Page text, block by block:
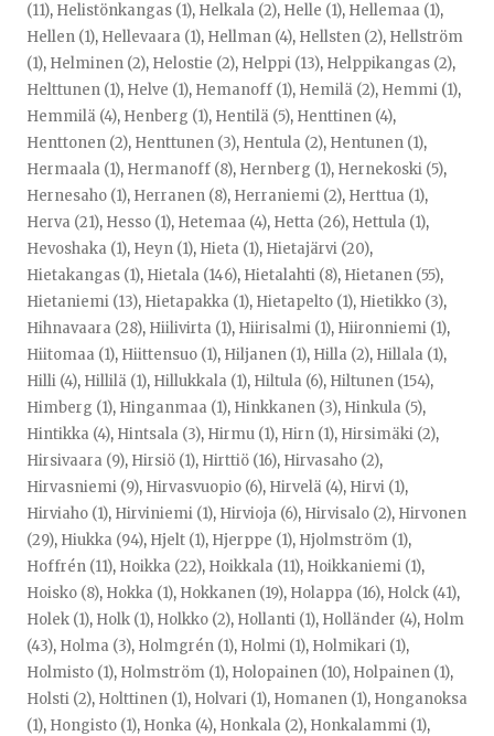
(11), Helistönkangas (1), Helkala (2), Helle (1), Hellemaa (1),
Hellen (1), Hellevaara (1), Hellman (4), Hellsten (2), Hellström
(1), Helminen (2), Helostie (2), Helppi (13), Helppikangas (2),
Helttunen (1), Helve (1), Hemanoff (1), Hemilä (2), Hemmi (1),
Hemmilä (4), Henberg (1), Hentilä (5), Henttinen (4),
Henttonen (2), Henttunen (3), Hentula (2), Hentunen (1),
Hermaala (1), Hermanoff (8), Hernberg (1), Hernekoski (5),
Hernesaho (1), Herranen (8), Herraniemi (2), Herttua (1),
Herva (21), Hesso (1), Hetemaa (4), Hetta (26), Hettula (1),
Hevoshaka (1), Heyn (1), Hieta (1), Hietajärvi (20),
Hietakangas (1), Hietala (146), Hietalahti (8), Hietanen (55),
Hietaniemi (13), Hietapakka (1), Hietapelto (1), Hietikko (3),
Hihnavaara (28), Hiilivirta (1), Hiirisalmi (1), Hiironniemi (1),
Hiitomaa (1), Hiittensuo (1), Hiljanen (1), Hilla (2), Hillala (1),
Hilli (4), Hillilä (1), Hillukkala (1), Hiltula (6), Hiltunen (154),
Himberg (1), Hinganmaa (1), Hinkkanen (3), Hinkula (5),
Hintikka (4), Hintsala (3), Hirmu (1), Hirn (1), Hirsimäki (2),
Hirsivaara (9), Hirsiö (1), Hirttiö (16), Hirvasaho (2),
Hirvasniemi (9), Hirvasvuopio (6), Hirvelä (4), Hirvi (1),
Hirviaho (1), Hirviniemi (1), Hirvioja (6), Hirvisalo (2), Hirvonen
(29), Hiukka (94), Hjelt (1), Hjerppe (1), Hjolmström (1),
Hoffrén (11), Hoikka (22), Hoikkala (11), Hoikkaniemi (1),
Hoisko (8), Hokka (1), Hokkanen (19), Holappa (16), Holck (41),
Holek (1), Holk (1), Holkko (2), Hollanti (1), Holländer (4), Holm
(43), Holma (3), Holmgrén (1), Holmi (1), Holmikari (1),
Holmisto (1), Holmström (1), Holopainen (10), Holpainen (1),
Holsti (2), Holttinen (1), Holvari (1), Homanen (1), Honganoksa
(1), Hongisto (1), Honka (4), Honkala (2), Honkalammi (1),